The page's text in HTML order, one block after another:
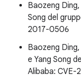
Baozeng Ding,
Song del
2017-0506
Baozeng Ding,
e Yang Song
Alibaba: CVE-